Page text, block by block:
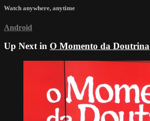
Watch anywhere, anytime
Android
Up Next in O Momento da Doutrina